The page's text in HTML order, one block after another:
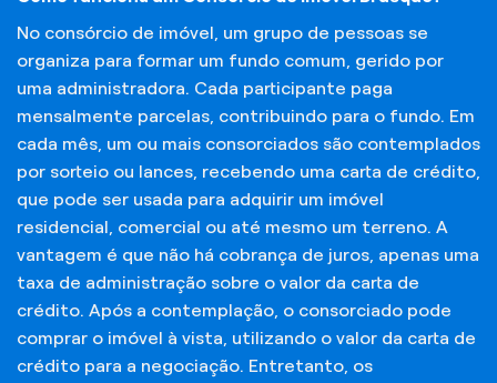
No consórcio de imóvel, um grupo de pessoas se
organiza para formar um fundo comum, gerido por
uma administradora. Cada participante paga
mensalmente parcelas, contribuindo para o fundo. Em
cada mês, um ou mais consorciados são contemplados
por sorteio ou lances, recebendo uma carta de crédito,
que pode ser usada para adquirir um imóvel
residencial, comercial ou até mesmo um terreno. A
vantagem é que não há cobrança de juros, apenas uma
taxa de administração sobre o valor da carta de
crédito. Após a contemplação, o consorciado pode
comprar o imóvel à vista, utilizando o valor da carta de
crédito para a negociação. Entretanto, os